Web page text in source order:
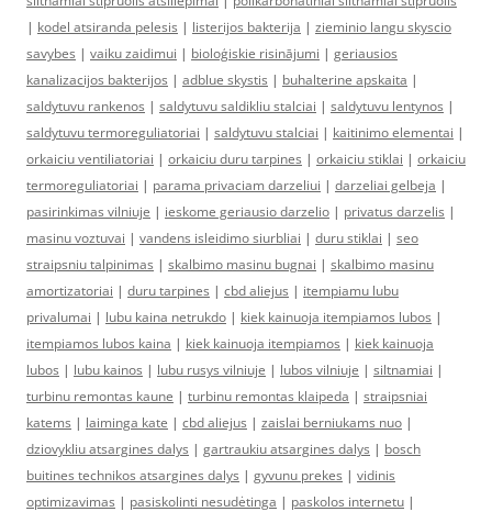
| kodel atsiranda pelesis | listerijos bakterija | zieminio langu skyscio
savybes | vaiku zaidimui | bioloģiskie risinājumi | geriausios
kanalizacijos bakterijos | adblue skystis | buhalterine apskaita |
saldytuvu rankenos | saldytuvu saldikliu stalciai | saldytuvu lentynos |
saldytuvu termoreguliatoriai | saldytuvu stalciai | kaitinimo elementai |
orkaiciu ventiliatoriai | orkaiciu duru tarpines | orkaiciu stiklai | orkaiciu
termoreguliatoriai | parama privaciam darzeliui | darzeliai gelbeja |
pasirinkimas vilniuje | ieskome geriausio darzelio | privatus darzelis |
masinu voztuvai | vandens isleidimo siurbliai | duru stiklai | seo
straipsniu talpinimas | skalbimo masinu bugnai | skalbimo masinu
amortizatoriai | duru tarpines | cbd aliejus | itempiamu lubu
privalumai | lubu kaina netrukdo | kiek kainuoja itempiamos lubos |
itempiamos lubos kaina | kiek kainuoja itempiamos | kiek kainuoja
lubos | lubu kainos | lubu rusys vilniuje | lubos vilniuje | siltnamiai |
turbinu remontas kaune | turbinu remontas klaipeda | straipsniai
katems | laiminga kate | cbd aliejus | zaislai berniukams nuo |
dziovykliu atsargines dalys | gartraukiu atsargines dalys | bosch
buitines technikos atsargines dalys | gyvunu prekes | vidinis
optimizavimas | pasiskolinti nesudėtinga | paskolos internetu |